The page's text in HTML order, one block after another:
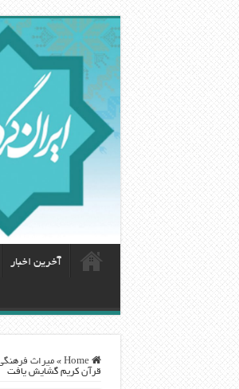
آخرین اخبار
Home
» ميراث
قرآن کریم گشایش یافت